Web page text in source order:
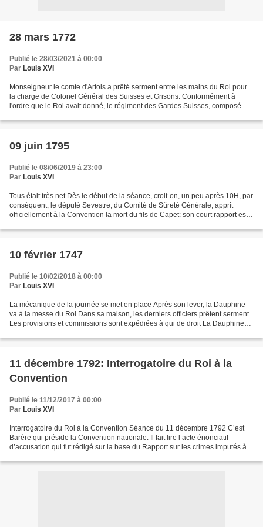
28 mars 1772
Publié le 28/03/2021 à 00:00
Par Louis XVI
Monseigneur le comte d'Artois a prêté serment entre les mains du Roi pour
la charge de Colonel Général des Suisses et Grisons. Conformément à
l'ordre que le Roi avait donné, le régiment des Gardes Suisses, composé de
09 juin 1795
Publié le 08/06/2019 à 23:00
Par Louis XVI
Tous était très net Dès le début de la séance, croit-on, un peu après 10H, par
conséquent, le député Sevestre, du Comité de Sûreté Générale, apprit
officiellement à la Convention la mort du fils de Capet: son court rapport est
10 février 1747
Publié le 10/02/2018 à 00:00
Par Louis XVI
La mécanique de la journée se met en place Après son lever, la Dauphine
va à la messe du Roi Dans sa maison, les derniers officiers prêtent serment
Les provisions et commissions sont expédiées à qui de droit La Dauphine
11 décembre 1792: Interrogatoire du Roi à la
Convention
Publié le 11/12/2017 à 00:00
Par Louis XVI
Interrogatoire du Roi à la Convention Séance du 11 décembre 1792 C’est
Barère qui préside la Convention nationale. Il fait lire l’acte énonciatif
d’accusation qui fut rédigé sur la base du Rapport sur les crimes imputés à